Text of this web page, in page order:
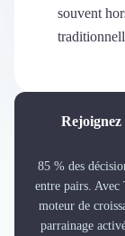
Conseil en
Gestion paie
Qualité de Vie au
Portage Salarial
Responsabilité
Marketplace de
Coaching
souvent
85 % des
entre pairs.
moteur de
parrainage